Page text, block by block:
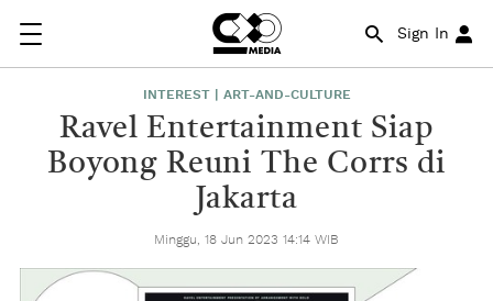
Sign In
INTEREST | ART-AND-CULTURE
Ravel Entertainment Siap
Boyong Reuni The Corrs di
Jakarta
Minggu, 18 Jun 2023 14:14 WIB